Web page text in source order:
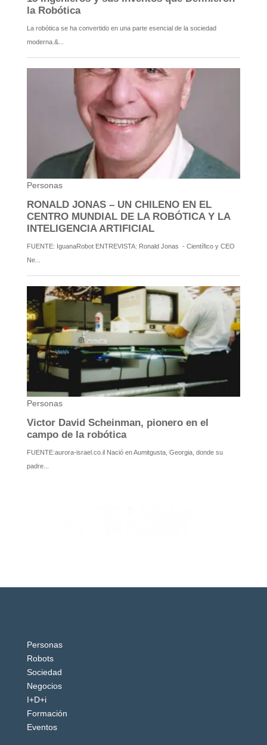
Personas
Robots
Sociedad
Negocios
I+D+i
Formación
Eventos